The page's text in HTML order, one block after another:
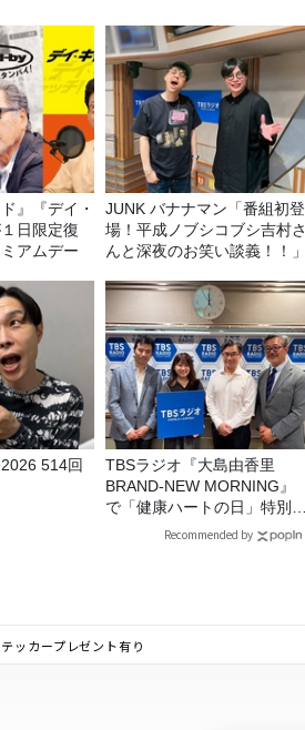
』『デイ・
日限定復
アムデー
JUNK バナナマン「番組初登
場！平成ノブシコブシ吉村さ
んと深夜のお笑い談義！！」
514回
TBSラジオ『大島由香里
BRAND-NEW MORNING』
で「健康ハートの日」特別企
画を8/10（月）に放送
Recommended by
ッカープレゼント有り